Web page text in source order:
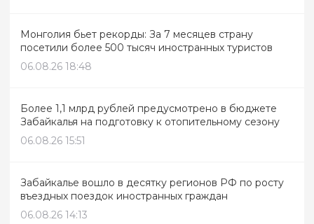
Монголия бьет рекорды: За 7 месяцев страну
посетили более 500 тысяч иностранных туристов
06.08.26 18:48
Более 1,1 млрд рублей предусмотрено в бюджете
Забайкалья на подготовку к отопительному сезону
06.08.26 15:51
Забайкалье вошло в десятку регионов РФ по росту
въездных поездок иностранных граждан
06.08.26 14:13